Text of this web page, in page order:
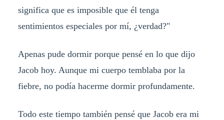
significa que es imposible que él tenga
sentimientos especiales por mí, ¿verdad?"
Apenas pude dormir porque pensé en lo que dijo
Jacob hoy. Aunque mi cuerpo temblaba por la
fiebre, no podía hacerme dormir profundamente.
Todo este tiempo también pensé que Jacob era mi